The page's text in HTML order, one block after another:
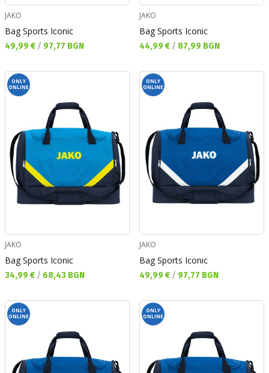
JAKO
Bag Sports Iconic
Текуща цена:
49,99 € / 97,77 BGN
JAKO
Bag Sports Iconic
Текуща цена:
44,99 € / 87,99 BGN
ONLY
ONLINE
JAKO
Bag Sports Iconic
Текуща цена:
34,99 € / 68,43 BGN
ONLY
ONLINE
JAKO
Bag Sports Iconic
Текуща цена:
49,99 € / 97,77 BGN
ONLY
ONLINE
ONLY
ONLINE